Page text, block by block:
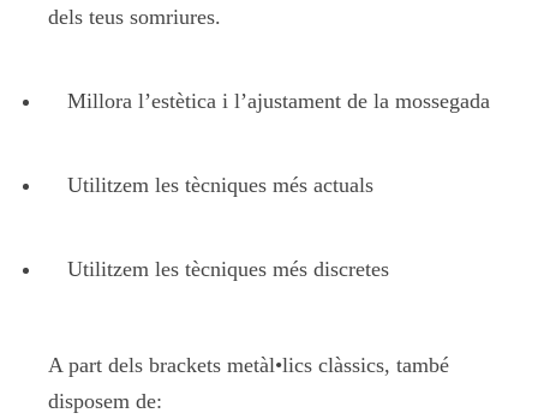
dels teus somriures.
Millora l’estètica i l’ajustament de la mossegada
Utilitzem les tècniques més actuals
Utilitzem les tècniques més discretes
A part dels brackets metàl•lics clàssics, també
disposem de: